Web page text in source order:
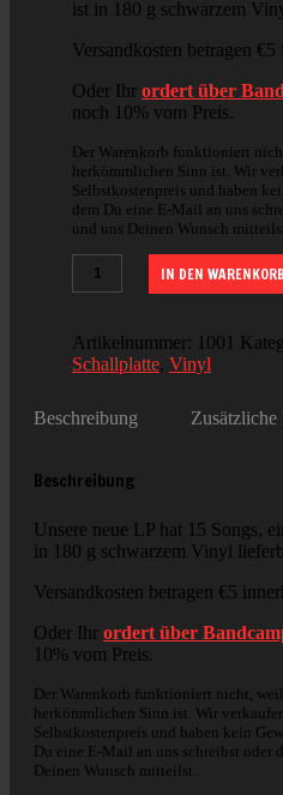
ist in 180 g schwarzem
Versandkosten betragen
Oder Ihr ordert über
noch 10% vom Preis.
Der Warenkorb funktioniert
herkömmlichen Sinn ist. Wir
Selbstkostenpreis und haben
dem Du eine E-Mail an uns
und uns Deinen Wunsch
IN DEN WARENKORB
Artikelnummer: 1001
Schallplatte, Vinyl
Beschreibung
Beschreibung
Unsere neue LP hat 15 Songs,
in 180 g schwarzem Vinyl
Versandkosten betragen €5
Oder Ihr ordert über
10% vom Preis.
Der Warenkorb funktioniert nicht,
herkömmlichen Sinn ist. Wir
Selbstkostenpreis und haben kein
Du eine E-Mail an uns schreibst oder
Deinen Wunsch mitteilst.